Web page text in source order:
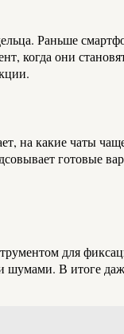
Раньше
когда они
на какие чаты
готовые
для
шумами. В итоге